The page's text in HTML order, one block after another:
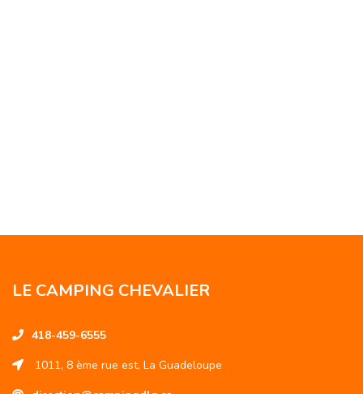
LE CAMPING CHEVALIER
418-459-6555
1011, 8 ème rue est, La Guadeloupe